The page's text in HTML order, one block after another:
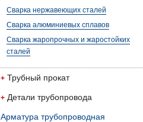
Сварка нержавеющих сталей
Сварка алюминиевых сплавов
Сварка жаропрочных и жаростойких
сталей
Трубный прокат
Детали трубопровода
Арматура трубопроводная